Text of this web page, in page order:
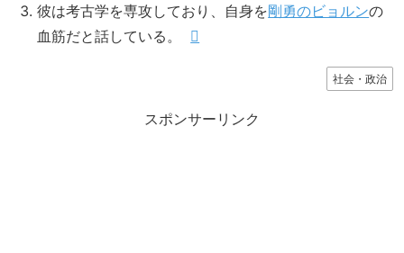
彼は考古学を専攻しており、自身を剛勇のビョルンの
血筋だと話している。
社会・政治
スポンサーリンク